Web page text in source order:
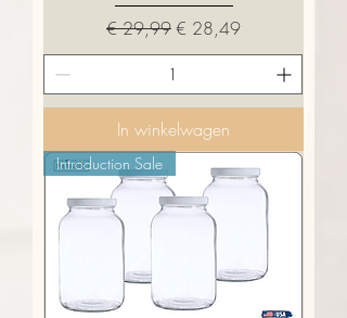
Normale prijs
€ 29,99Verkoopprijs
€ 28,49
In winkelwagen
Introduction Sale